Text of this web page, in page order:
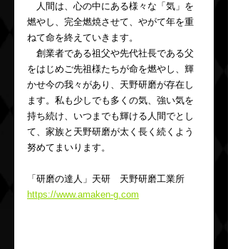
人間は、心の中にある様々な「気」を
燃やし、完全燃焼させて、やがて年を重
ねて命を終えていきます。
創業者である祖父や先代社長である父
をはじめご先祖様たちが命を燃やし、輝
かせ今の我々があり、天野研磨が存在し
ます。私も少しでも多くの気、強い気を
持ち続け、いつまでも輝ける人間でとし
て、家族と天野研磨が太く長く続くよう
努めてまいります。
「研磨の達人」天研　天野研磨工業所
https://www.amaken-g.com